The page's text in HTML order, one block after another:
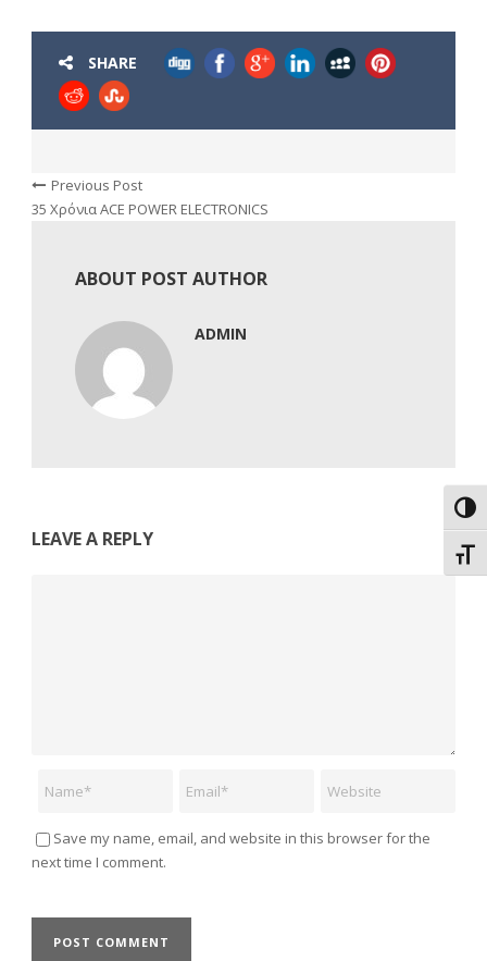
SHARE
Previous Post
35 Χρόνια ACE POWER ELECTRONICS
ABOUT POST AUTHOR
ADMIN
LEAVE A REPLY
Save my name, email, and website in this browser for the
next time I comment.